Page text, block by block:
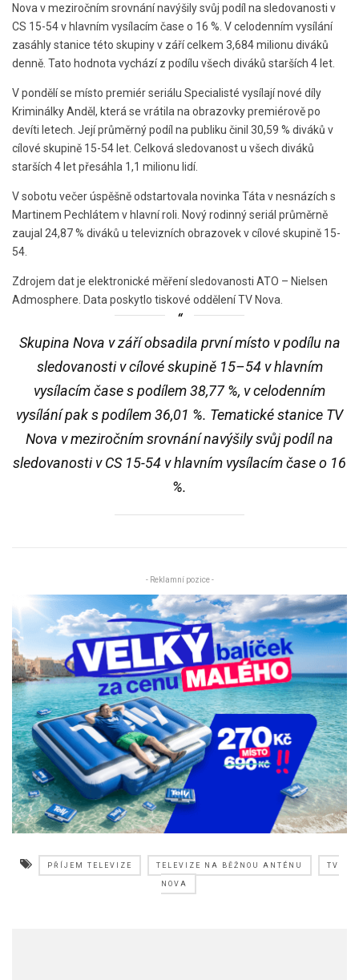
Nova v meziročním srovnání navýšily svůj podíl na sledovanosti v
CS 15-54 v hlavním vysílacím čase o 16 %. V celodenním vysílání
zasáhly stanice této skupiny v září celkem 3,684 milionu diváků
denně. Tato hodnota vychází z podílu všech diváků starších 4 let.
V pondělí se místo premiér seriálu Specialisté vysílají nové díly
Kriminálky Anděl, která se vrátila na obrazovky premiérově po
devíti letech. Její průměrný podíl na publiku činil 30,59 % diváků v
cílové skupině 15-54 let. Celková sledovanost u všech diváků
starších 4 let přesáhla 1,1 milionu lidí.
V sobotu večer úspěšně odstartovala novinka Táta v nesnázích s
Martinem Pechlátem v hlavní roli. Nový rodinný seriál průměrně
zaujal 24,87 % diváků u televizních obrazovek v cílové skupině 15-
54.
Zdrojem dat je elektronické měření sledovanosti ATO – Nielsen
Admosphere. Data poskytlo tiskové oddělení TV Nova.
Skupina Nova v září obsadila první místo v podílu na
sledovanosti v cílové skupině 15–54 v hlavním
vysílacím čase s podílem 38,77 %, v celodenním
vysílání pak s podílem 36,01 %. Tematické stanice TV
Nova v meziročním srovnání navýšily svůj podíl na
sledovanosti v CS 15-54 v hlavním vysílacím čase o 16
%.
- Reklamní pozice -
PŘÍJEM TELEVIZE TELEVIZE NA BĚŽNOU ANTÉNU TV
NOVA